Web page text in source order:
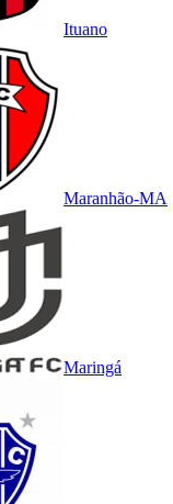
Ituano
Maranhão-MA
Maringá